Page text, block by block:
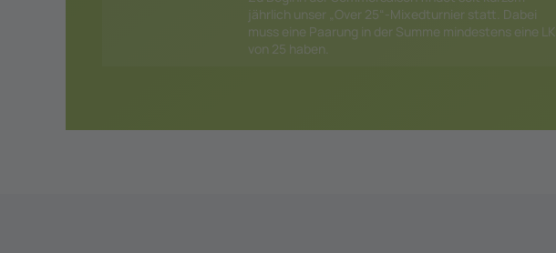
jährlich unser „Over 25“-Mixedturnier statt. Dabei
muss eine Paarung in der Summe mindestens eine LK
von 25 haben.